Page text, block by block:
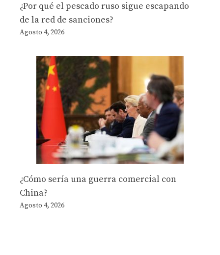
¿Por qué el pescado ruso sigue escapando
de la red de sanciones?
Agosto 4, 2026
¿Cómo sería una guerra comercial con
China?
Agosto 4, 2026